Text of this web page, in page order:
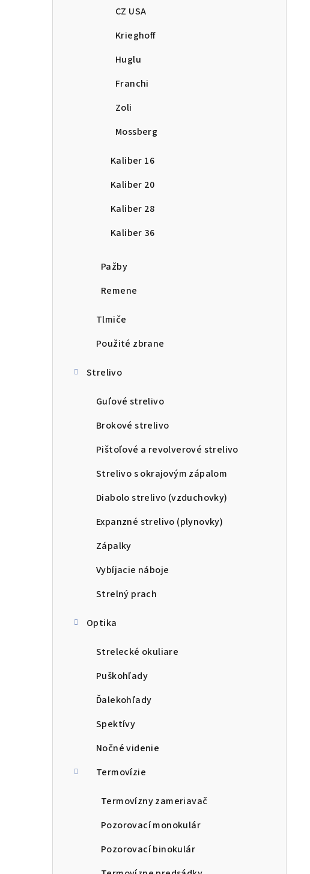
CZ USA
Krieghoff
Huglu
Franchi
Zoli
Mossberg
Kaliber 16
Kaliber 20
Kaliber 28
Kaliber 36
Pažby
Remene
Tlmiče
Použité zbrane
Strelivo
Guľové strelivo
Brokové strelivo
Pištoľové a revolverové strelivo
Strelivo s okrajovým zápalom
Diabolo strelivo (vzduchovky)
Expanzné strelivo (plynovky)
Zápalky
Vybíjacie náboje
Strelný prach
Optika
Strelecké okuliare
Puškohľady
Ďalekohľady
Spektívy
Nočné videnie
Termovízie
Termovízny zameriavač
Pozorovací monokulár
Pozorovací binokulár